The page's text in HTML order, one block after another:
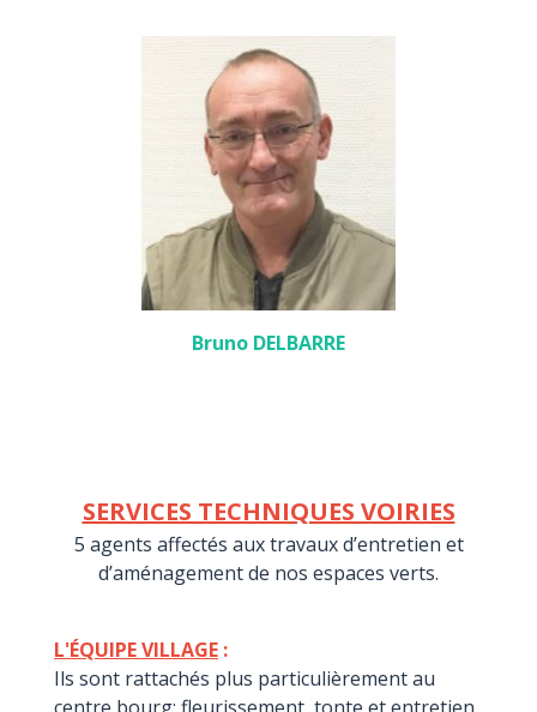
Bruno DELBARRE
SERVICES TECHNIQUES VOIRIES
5 agents affectés aux travaux d’entretien et
d’aménagement de nos espaces verts.
L'ÉQUIPE VILLAGE :
Ils sont rattachés plus particulièrement au